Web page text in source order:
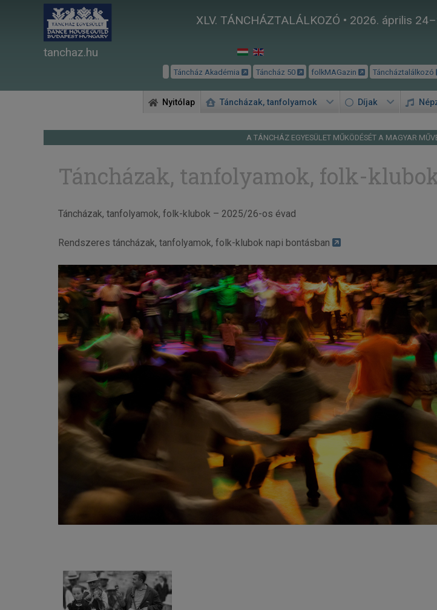
XLV. TÁNCHÁZTALÁLKOZÓ • 2026. április
tanchaz.hu
Táncház Akadémia Táncház 50 folkMAGazin Táncháztalálkozó
Nyitólap Táncházak, tanfolyamok Díjak
A TÁNCHÁZ EGYESÜLET MŰKÖDÉSÉT A MAGYAR
Táncházak, tanfolyamok, folk-
Táncházak, tanfolyamok, folk-klubok – 2025/26-os évad
Rendszeres táncházak, tanfolyamok, folk-klubok napi bontásban